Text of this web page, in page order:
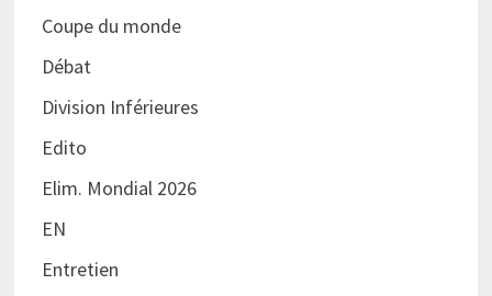
Coupe du monde
Débat
Division Inférieures
Edito
Elim. Mondial 2026
EN
Entretien